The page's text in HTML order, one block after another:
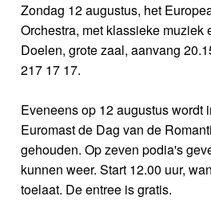
Zondag 12 augustus, het
Orchestra, met klassieke muziek
Doelen, grote zaal, aanvang
217 17 17.
Eveneens op 12 augustus wordt
Euromast de Dag van de
gehouden. Op zeven podia's
kunnen weer. Start 12.00 uur,
toelaat. De entree is gratis.